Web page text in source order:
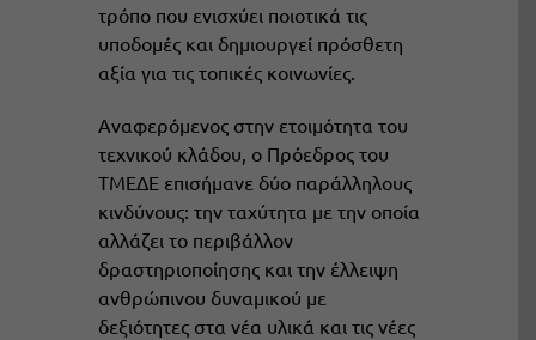
τρόπο που ενισχύει ποιοτικά τις
υποδομές και δημιουργεί πρόσθετη
αξία για τις τοπικές κοινωνίες.
Αναφερόμενος στην ετοιμότητα του
τεχνικού κλάδου, ο Πρόεδρος του
ΤΜΕΔΕ επισήμανε δύο παράλληλους
κινδύνους: την ταχύτητα με την οποία
αλλάζει το περιβάλλον
δραστηριοποίησης και την έλλειψη
ανθρώπινου δυναμικού με
δεξιότητες στα νέα υλικά και τις νέες